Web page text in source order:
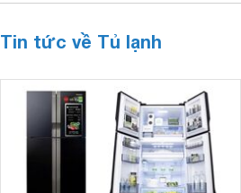
Tin tức về Tủ lạnh